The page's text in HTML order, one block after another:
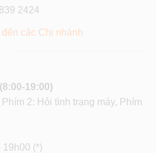
2424
các Chi nhánh
(8:00-19:00)
2: Hỏi tình trạng máy, Phím
(*)